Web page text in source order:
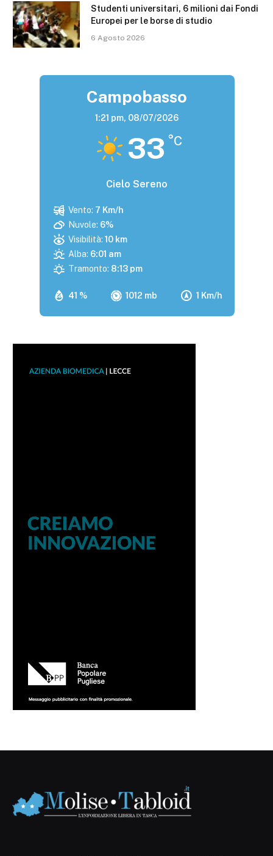
Studenti universitari, 6 milioni dai Fondi
Europei per le borse di studio
6 Agosto 2026
Campobasso
1:21 pm, 08/07/2026
33 °C
Cielo Sereno
41 % 1012 mb 1 Km/h
Vento: 7 Km/h
Nuvole: 6%
Visibilità: 10 km
Alba: 6:01 am
Tramonto: 8:13 pm